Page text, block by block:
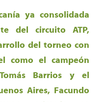
ya consolidada
del circuito ATP,
del torneo con
como el campeón
Barrios y el
Aires, Facundo